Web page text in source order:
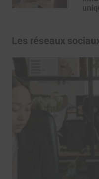
Les réseaux